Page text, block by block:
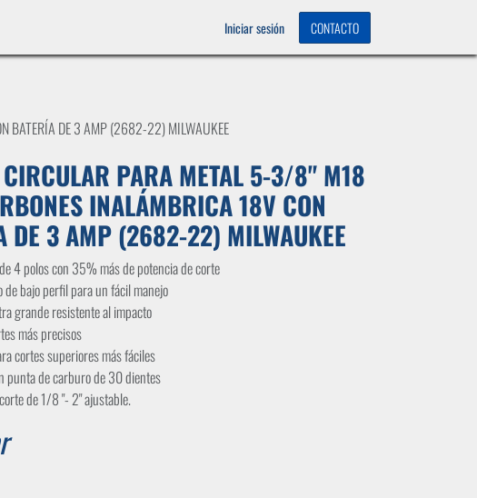
Iniciar sesión CONTACTO
BATERÍA DE 3 AMP (2682-22) MILWAUKEE
PARA METAL 5-3/8" M18
INALÁMBRICA 18V CON
DE 3 AMP (2682-22) MILWAUKEE
4 polos con 35% más de potencia de corte
de bajo perfil para un fácil manejo
grande resistente al impacto
más precisos
cortes superiores más fáciles
punta de carburo de 30 dientes
de 1/8 "- 2" ajustable.